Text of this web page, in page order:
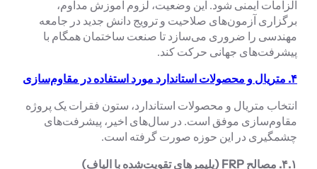
الزامات ایمنی شود. این وضعیت، لزوم آموزش مداوم،
برگزاری آزمون‌های صلاحیت و ترویج دانش جدید در جامعه
مهندسی را ضروری می‌سازد تا صنعت ساختمان همگام با
پیشرفت‌های جهانی حرکت کند.
۴. متریال و محصولات استاندارد مورد استفاده در مقاوم‌سازی
انتخاب متریال و محصولات استاندارد، ستون فقرات یک پروژه
مقاوم‌سازی موفق است. در سال‌های اخیر، پیشرفت‌های
چشمگیری در این حوزه صورت گرفته است.
۴.۱. مصالح FRP (پلیمرهای تقویت‌شده با الیاف)